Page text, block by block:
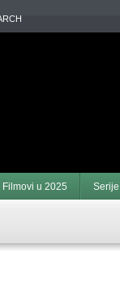
Filmovi u 2025